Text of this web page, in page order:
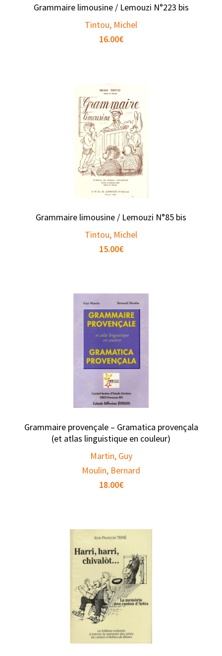
Grammaire limousine / Lemouzi N°223 bis
Tintou, Michel
16.00€
Grammaire limousine / Lemouzi N°85 bis
Tintou, Michel
15.00€
Grammaire provençale – Gramatica provençala
(et atlas linguistique en couleur)
Martin, Guy
Moulin, Bernard
18.00€